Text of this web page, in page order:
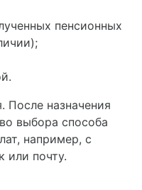
пенсионных
После назначения
выбора способа
например, с
или почту.